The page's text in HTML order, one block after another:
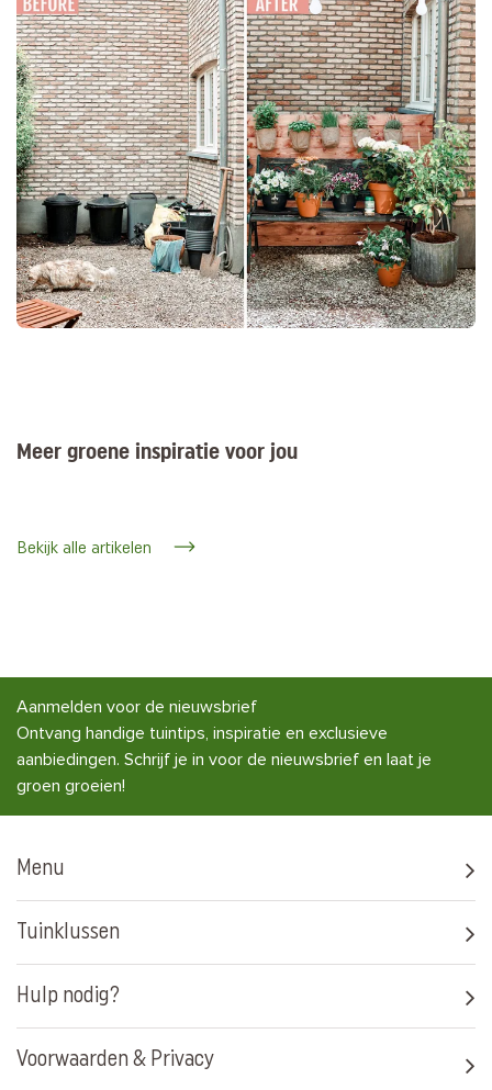
Meer groene inspiratie voor jou
Bekijk alle artikelen
Aanmelden voor de nieuwsbrief
Ontvang handige tuintips, inspiratie en exclusieve
aanbiedingen. Schrijf je in voor de nieuwsbrief en laat je
groen groeien!
Menu
Tuinklussen
Hulp nodig?
Voorwaarden & Privacy